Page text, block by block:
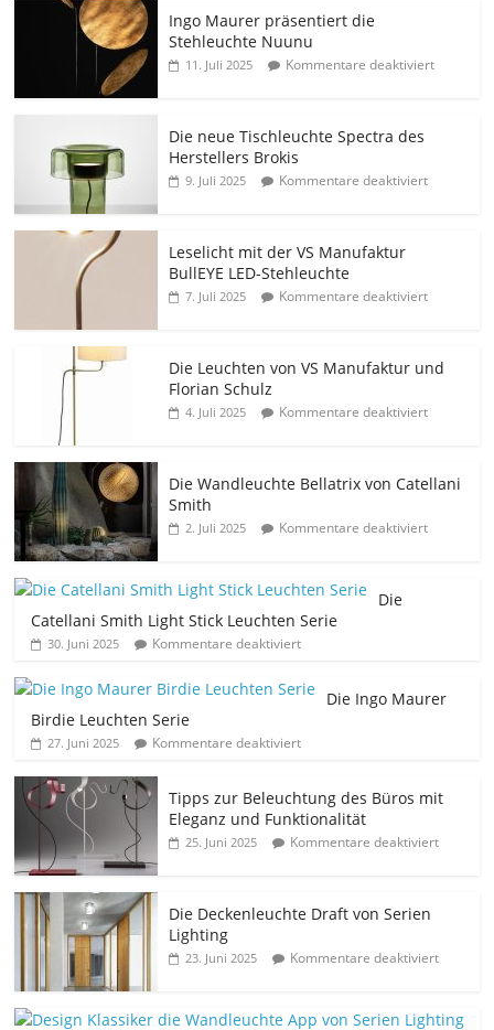
Ingo Maurer präsentiert die
Stehleuchte Nuunu
11. Juli 2025 Kommentare deaktiviert
Die neue Tischleuchte Spectra des
Herstellers Brokis
9. Juli 2025 Kommentare deaktiviert
Leselicht mit der VS Manufaktur
BullEYE LED-Stehleuchte
7. Juli 2025 Kommentare deaktiviert
Die Leuchten von VS Manufaktur und
Florian Schulz
4. Juli 2025 Kommentare deaktiviert
Die Wandleuchte Bellatrix von Catellani
Smith
2. Juli 2025 Kommentare deaktiviert
Die
Catellani Smith Light Stick Leuchten Serie
30. Juni 2025 Kommentare deaktiviert
Die Ingo Maurer
Birdie Leuchten Serie
27. Juni 2025 Kommentare deaktiviert
Tipps zur Beleuchtung des Büros mit
Eleganz und Funktionalität
25. Juni 2025 Kommentare deaktiviert
Die Deckenleuchte Draft von Serien
Lighting
23. Juni 2025 Kommentare deaktiviert